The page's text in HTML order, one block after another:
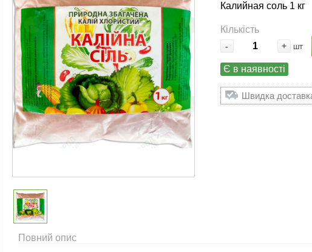
Калийная соль 1 кг
Кількість
- + шт
Є в наявності
Швидка
Повний опис